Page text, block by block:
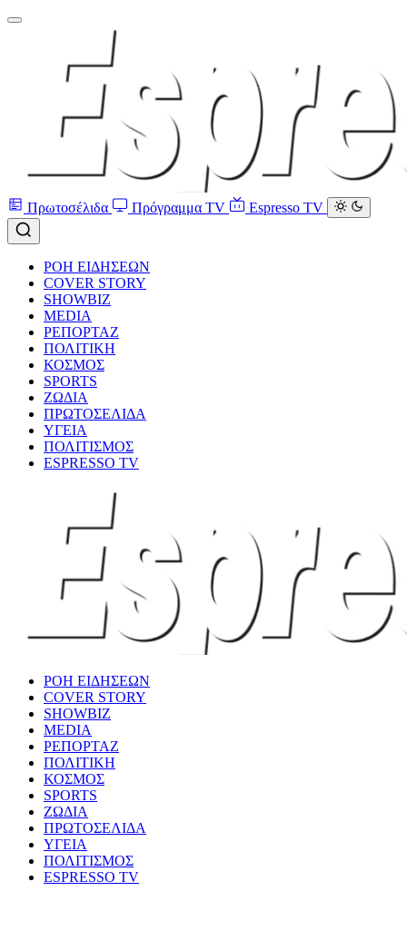
Πρωτοσέλιδα Πρόγραμμα TV Espresso TV
ΡΟΗ ΕΙΔΗΣΕΩΝ
COVER STORY
SHOWBIZ
MEDIA
ΡΕΠΟΡΤΑΖ
ΠΟΛΙΤΙΚΗ
ΚΟΣΜΟΣ
SPORTS
ΖΩΔΙΑ
ΠΡΩΤΟΣΕΛΙΔΑ
ΥΓΕΙΑ
ΠΟΛΙΤΙΣΜΟΣ
ESPRESSO TV
ΡΟΗ ΕΙΔΗΣΕΩΝ
COVER STORY
SHOWBIZ
MEDIA
ΡΕΠΟΡΤΑΖ
ΠΟΛΙΤΙΚΗ
ΚΟΣΜΟΣ
SPORTS
ΖΩΔΙΑ
ΠΡΩΤΟΣΕΛΙΔΑ
ΥΓΕΙΑ
ΠΟΛΙΤΙΣΜΟΣ
ESPRESSO TV